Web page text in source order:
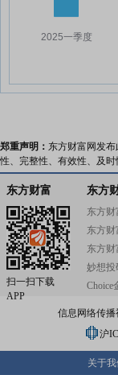
郑重声明： 东方财富网发
性、完整性、有效性、及
东方财富
扫一扫下载
APP
东方
东方财
东方财
东方财
妙想投
Choice
信息网络传播
沪
关于我